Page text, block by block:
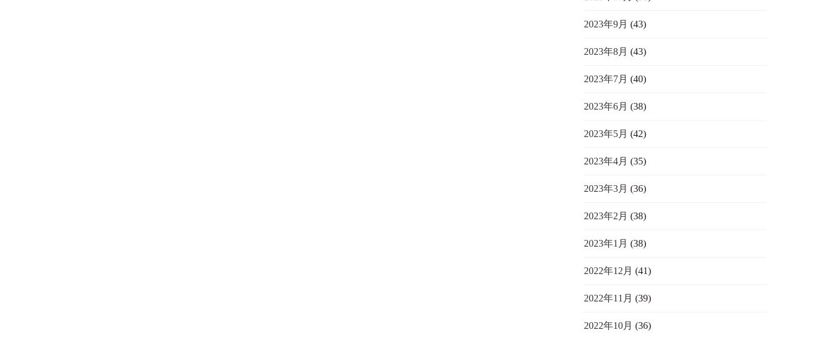
2023年9月 (43)
2023年8月 (43)
2023年7月 (40)
2023年6月 (38)
2023年5月 (42)
2023年4月 (35)
2023年3月 (36)
2023年2月 (38)
2023年1月 (38)
2022年12月 (41)
2022年11月 (39)
2022年10月 (36)